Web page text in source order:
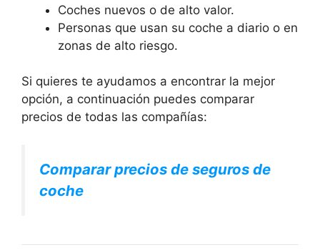
Coches nuevos o de alto valor.
Personas que usan su coche a diario o en
zonas de alto riesgo.
Si quieres te ayudamos a encontrar la mejor
opción, a continuación puedes comparar
precios de todas las compañías:
Comparar precios de seguros de
coche